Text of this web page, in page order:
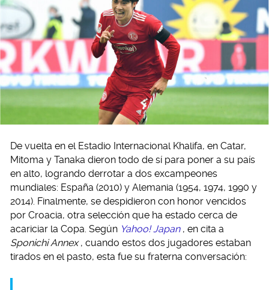
De vuelta en el Estadio Internacional Khalifa, en Catar,
Mitoma y Tanaka dieron todo de sí para poner a su país
en alto, logrando derrotar a dos excampeones
mundiales: España (2010) y Alemania (1954, 1974, 1990 y
2014). Finalmente, se despidieron con honor vencidos
por Croacia, otra selección que ha estado cerca de
acariciar la Copa. Según Yahoo! Japan , en cita a
Sponichi Annex , cuando estos dos jugadores estaban
tirados en el pasto, esta fue su fraterna conversación: